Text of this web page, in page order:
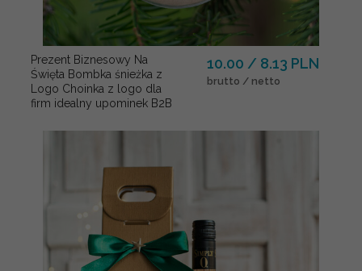
Prezent Biznesowy Na
Święta Bombka śnieżka z
Logo Choinka z logo dla
firm idealny upominek B2B
10.00 / 8.13 PLN
brutto / netto